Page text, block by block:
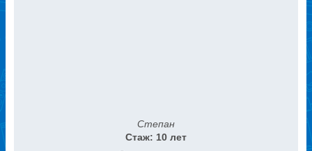
Степан
Стаж: 10 лет